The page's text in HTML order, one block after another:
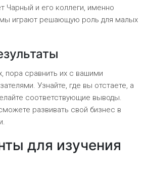
Чарный и его коллеги, именно
играют решающую роль для малых
пора сравнить их с вашими
Узнайте, где вы отстаете, а
соответствующие выводы.
развивать свой бизнес в
для изучения